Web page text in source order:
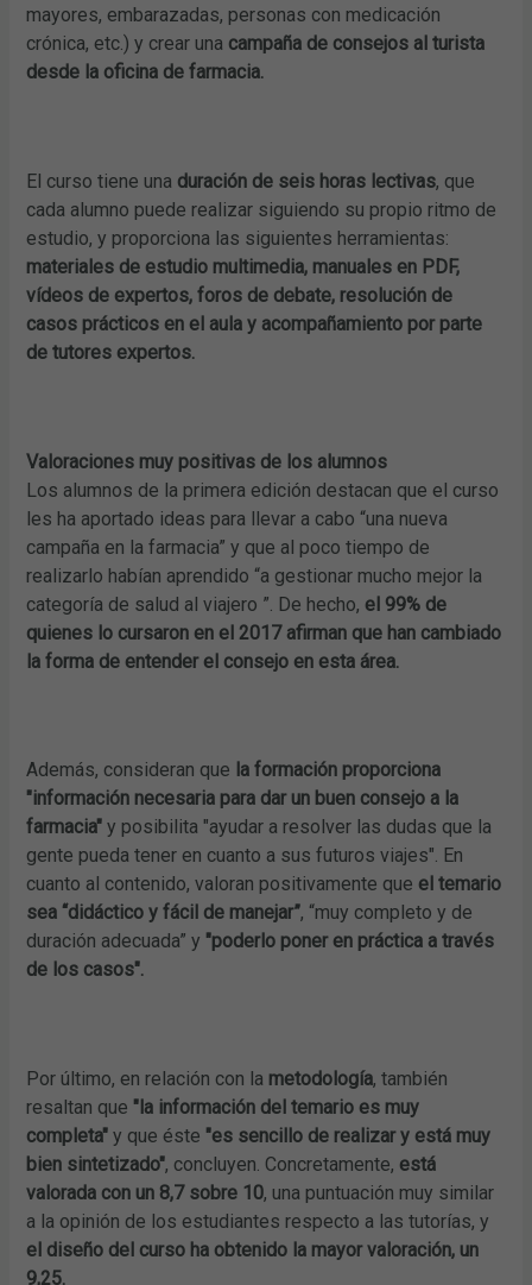
mayores, embarazadas, personas con medicación
crónica, etc.) y crear una campaña de consejos al turista
desde la oficina de farmacia.
El curso tiene una duración de seis horas lectivas, que
cada alumno puede realizar siguiendo su propio ritmo de
estudio, y proporciona las siguientes herramientas:
materiales de estudio multimedia, manuales en PDF,
vídeos de expertos, foros de debate, resolución de
casos prácticos en el aula y acompañamiento por parte
de tutores expertos.
Valoraciones muy positivas de los alumnos
Los alumnos de la primera edición destacan que el curso
les ha aportado ideas para llevar a cabo “una nueva
campaña en la farmacia” y que al poco tiempo de
realizarlo habían aprendido “a gestionar mucho mejor la
categoría de salud al viajero ”. De hecho, el 99% de
quienes lo cursaron en el 2017 afirman que han cambiado
la forma de entender el consejo en esta área.
Además, consideran que la formación proporciona
"información necesaria para dar un buen consejo a la
farmacia" y posibilita "ayudar a resolver las dudas que la
gente pueda tener en cuanto a sus futuros viajes". En
cuanto al contenido, valoran positivamente que el temario
sea “didáctico y fácil de manejar”, “muy completo y de
duración adecuada” y "poderlo poner en práctica a través
de los casos".
Por último, en relación con la metodología, también
resaltan que "la información del temario es muy
completa" y que éste "es sencillo de realizar y está muy
bien sintetizado", concluyen. Concretamente, está
valorada con un 8,7 sobre 10, una puntuación muy similar
a la opinión de los estudiantes respecto a las tutorías, y
el diseño del curso ha obtenido la mayor valoración, un
9,25.